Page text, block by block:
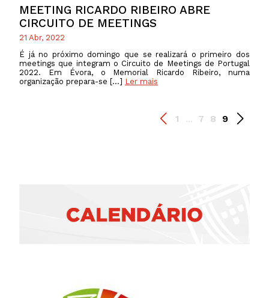
MEETING RICARDO RIBEIRO ABRE
CIRCUITO DE MEETINGS
21 Abr, 2022
É já no próximo domingo que se realizará o primeiro dos
meetings que integram o Circuito de Meetings de Portugal
2022. Em Évora, o Memorial Ricardo Ribeiro, numa
organização prepara-se […] Ler mais
1 ... 7 8 9